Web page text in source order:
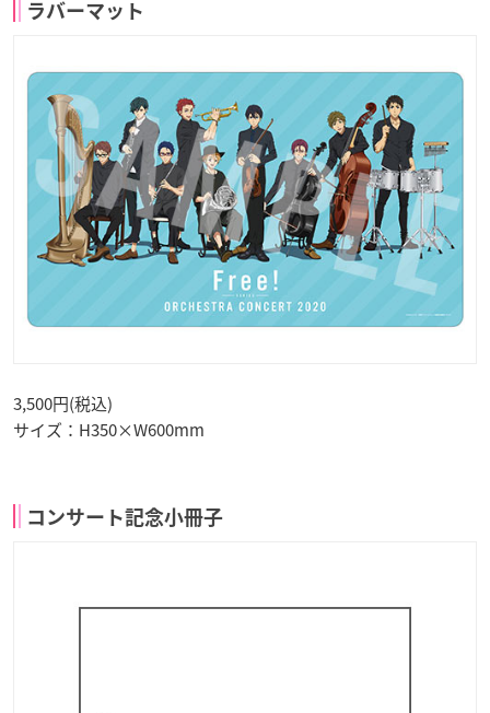
ラバーマット
3,500円(税込)
サイズ：H350×W600mm
コンサート記念小冊子